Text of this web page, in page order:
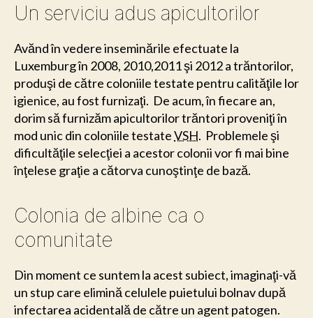
Un serviciu adus apicultorilor
Avănd în vedere inseminările efectuate la
Luxemburg în 2008, 2010,2011 şi 2012 a trăntorilor,
produşi de către coloniile testate pentru calităţile lor
igienice, au fost furnizaţi. De acum, în fiecare an,
dorim să furnizăm apicultorilor trăntori proveniţi în
mod unic din coloniile testateVSH. Problemele şi
dificultăţile selecţiei a acestor colonii vor fi mai bine
înţelese graţie a cătorva cunoştinţe de bază.
Colonia de albine ca o
comunitate
Din moment ce suntem la acest subiect, imaginaţi-vă
un stup care elimină celulele puietului bolnav după
infectarea acidentală de către un agent patogen.